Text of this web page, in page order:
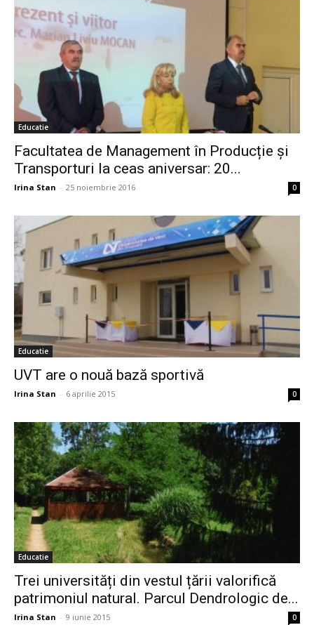
Educatie
Facultatea de Management în Producție și
Transporturi la ceas aniversar: 20...
Irina Stan - 25 noiembrie 2016 0
Educatie
UVT are o nouă bază sportivă
Irina Stan - 6 aprilie 2015 0
Educatie
Trei universități din vestul țării valorifică
patrimoniul natural. Parcul Dendrologic de...
Irina Stan - 9 iunie 2015 0